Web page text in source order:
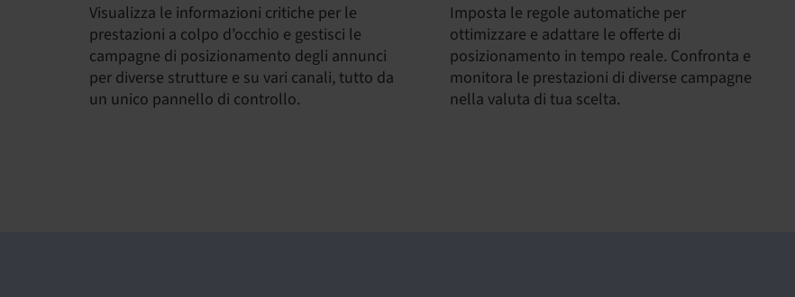
Visualizza le informazioni critiche per le
prestazioni a colpo d’occhio e gestisci le
campagne di posizionamento degli annunci
per diverse strutture e su vari canali, tutto da
un unico pannello di controllo.
Imposta le regole automatiche per
ottimizzare e adattare le offerte di
posizionamento in tempo reale. Confronta e
monitora le prestazioni di diverse campagne
nella valuta di tua scelta.